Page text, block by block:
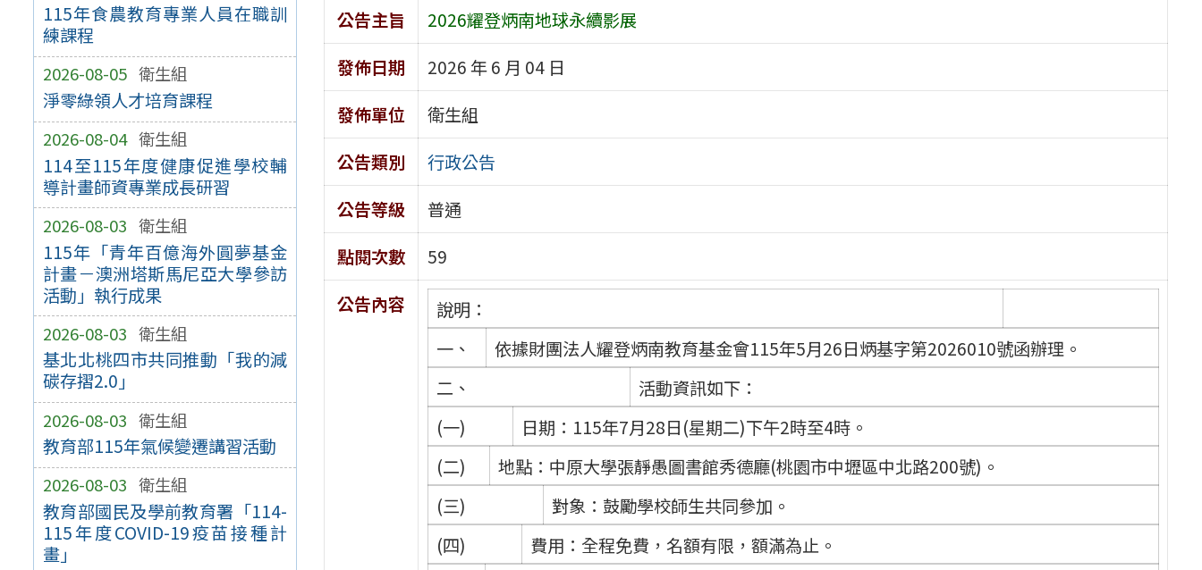
115年食農教育專業人員在職訓
練課程
2026-08-05 衛生組
淨零綠領人才培育課程
2026-08-04 衛生組
114至115年度健康促進學校輔
導計畫師資專業成長研習
2026-08-03 衛生組
115年「青年百億海外圓夢基金
計畫－澳洲塔斯馬尼亞大學參訪
活動」執行成果
2026-08-03 衛生組
基北北桃四市共同推動「我的減
碳存摺2.0」
2026-08-03 衛生組
教育部115年氣候變遷講習活動
2026-08-03 衛生組
教育部國民及學前教育署「114-
115年度COVID-19疫苗接種計
畫」
公告主旨
2026耀登炳南地球永續影展
發佈日期
2026 年 6 月 04 日
發佈單位
衛生組
公告類別
行政公告
公告等級
普通
點閱次數
59
公告內容
說明：
一、
依據財團法人耀登炳南教育基金會115年5月26日炳基字第2026010號函辦理。
二、
活動資訊如下：
(一)
日期：115年7月28日(星期二)下午2時至4時。
(二)
地點：中原大學張靜愚圖書館秀德廳(桃園市中壢區中北路200號)。
(三)
對象：鼓勵學校師生共同參加。
(四)
費用：全程免費，名額有限，額滿為止。